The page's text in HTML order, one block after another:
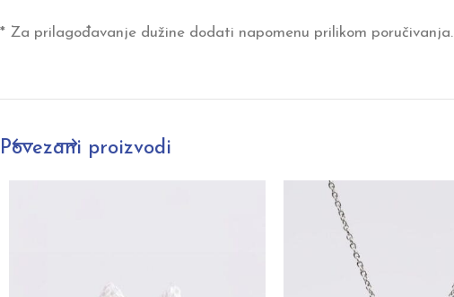
* Za prilagođavanje dužine dodati napomenu prilikom poručivanja.
Povezani proizvodi